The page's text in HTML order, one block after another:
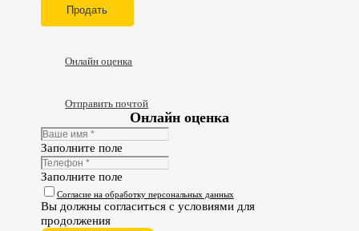
Продать
Онлайн оценка
Отправить почтой
Онлайн оценка
Заполните поле
Заполните поле
Согласие на обработку персональных данных
Вы должны согласиться с условиями для
продолжения